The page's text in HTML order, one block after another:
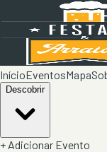
InícioEventosMapa
Descobrir
+ Adicionar Evento